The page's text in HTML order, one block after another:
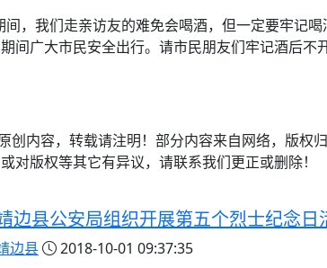
间，我们走亲访友的难免会喝酒，但一定要牢记
间广大市民安全出行。请市民朋友们牢记酒后不
创内容，转载请注明！部分内容来自网络，版
对版权等其它有异议，请联系我们更正或删除！
边县公安局组织开展第五个烈士纪念日
边县 2018-10-01 09:37:35